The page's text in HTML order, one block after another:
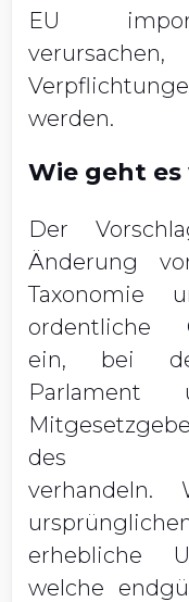
EU
werden.
Wie geht
Der
Änderung
Taxonomie
ordentliche
ein, bei
des
erhebliche
welche